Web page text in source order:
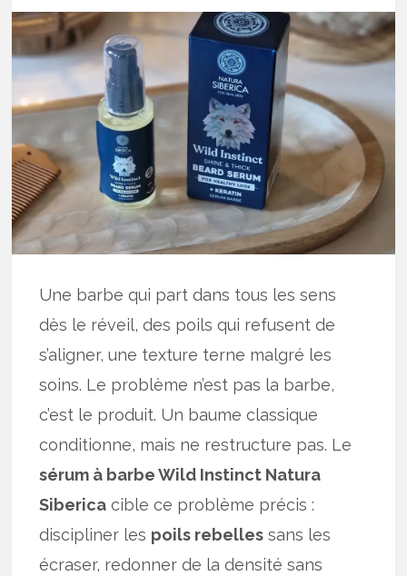
Une barbe qui part dans tous les sens
dès le réveil, des poils qui refusent de
s’aligner, une texture terne malgré les
soins. Le problème n’est pas la barbe,
c’est le produit. Un baume classique
conditionne, mais ne restructure pas. Le
sérum à barbe Wild Instinct Natura
Siberica cible ce problème précis :
discipliner les poils rebelles sans les
écraser, redonner de la densité sans